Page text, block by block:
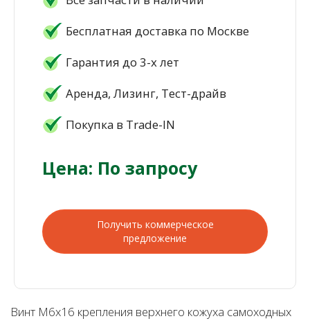
Бесплатная доставка по Москве
Гарантия до 3-х лет
Аренда, Лизинг, Тест-драйв
Покупка в Trade-IN
Цена: По запросу
Получить коммерческое
предложение
Винт M6x16 крепления верхнего кожуха самоходных